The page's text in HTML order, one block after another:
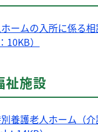
ームの入所に係る
）
祉施設
養護老人ホーム（介